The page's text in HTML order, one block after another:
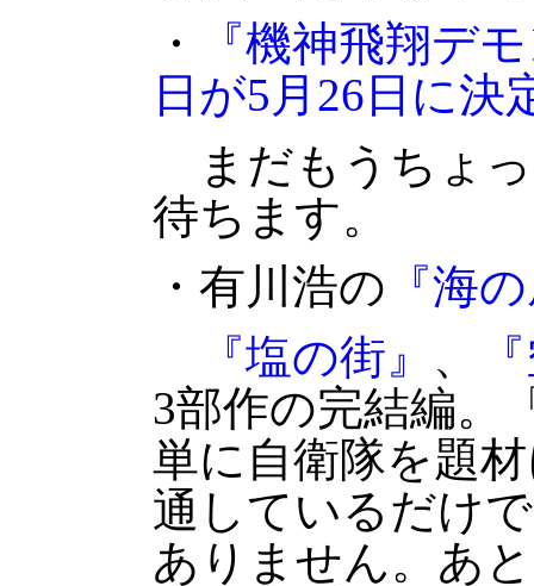
・
『機神飛翔デ
日が5月26日に決
まだもうちょ
待ちます。
・有川浩の 『海
『塩の街』 、
3部作の完結編。
単に自衛隊を題
通しているだけ
ありません。あ